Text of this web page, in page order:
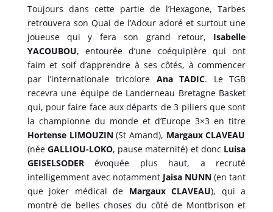
Toujours dans cette partie de l’Hexagone, Tarbes
retrouvera son Quai de l’Adour adoré et surtout une
joueuse qui y fera son grand retour, Isabelle
YACOUBOU, entourée d’une coéquipière qui ont
faim et soif d’apprendre à ses côtés, à commencer
par l’internationale tricoloreAna TADIC. Le TGB
recevra une équipe de Landerneau Bretagne Basket
qui, pour faire face aux départs de 3 piliers que sont
la championne du monde et d’Europe 3×3 en titre
Hortense LIMOUZIN(St Amand), Margaux CLAVEAU
(néeGALLIOU-LOKO, pause maternité) et donc Luisa
GEISELSODERévoquée plus haut, a recruté
intelligemment avec notammentJaisa NUNN(en tant
que joker médical de Margaux CLAVEAU), qui a
montré de belles choses du côté de Montbrison et